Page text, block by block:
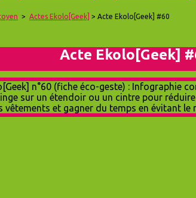
> Actes Ekolo[Geek] > Acte Ekolo[Geek] #60
Acte Ekolo[Geek]